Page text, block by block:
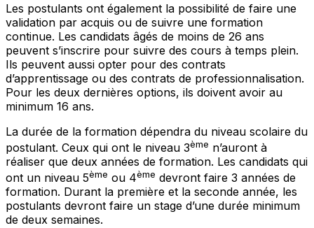
Les postulants ont également la possibilité de faire une
validation par acquis ou de suivre une formation
continue. Les candidats âgés de moins de 26 ans
peuvent s’inscrire pour suivre des cours à temps plein.
Ils peuvent aussi opter pour des contrats
d’apprentissage ou des contrats de professionnalisation.
Pour les deux dernières options, ils doivent avoir au
minimum 16 ans.
La durée de la formation dépendra du niveau scolaire du
postulant. Ceux qui ont le niveau 3ème n’auront à
réaliser que deux années de formation. Les candidats qui
ont un niveau 5ème ou 4ème devront faire 3 années de
formation. Durant la première et la seconde année, les
postulants devront faire un stage d’une durée minimum
de deux semaines.